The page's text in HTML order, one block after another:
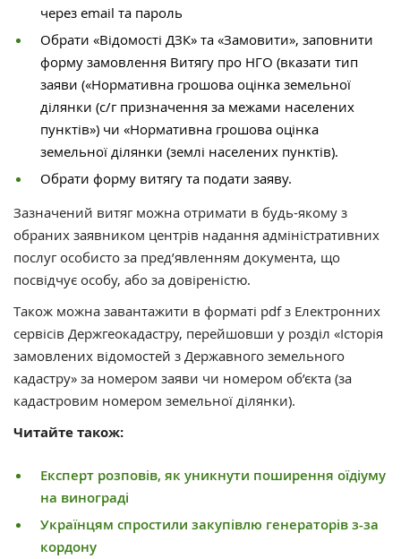
через email та пароль
Обрати «Відомості ДЗК» та «Замовити», заповнити
форму замовлення Витягу про НГО (вказати тип
заяви («Нормативна грошова оцінка земельної
ділянки (с/г призначення за межами населених
пунктів») чи «Нормативна грошова оцінка
земельної ділянки (землі населених пунктів).
Обрати форму витягу та подати заяву.
Зазначений витяг можна отримати в будь-якому з
обраних заявником центрів надання адміністративних
послуг особисто за пред’явленням документа, що
посвідчує особу, або за довіреністю.
Також можна завантажити в форматі pdf з Електронних
сервісів Держгеокадастру, перейшовши у розділ «Історія
замовлених відомостей з Державного земельного
кадастру» за номером заяви чи номером об’єкта (за
кадастровим номером земельної ділянки).
Читайте також:
Експерт розповів, як уникнути поширення оїдіуму
на винограді
Українцям спростили закупівлю генераторів з-за
кордону